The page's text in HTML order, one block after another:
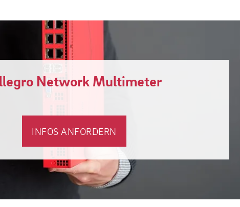
Network Multimeter
INFOS ANFORDERN